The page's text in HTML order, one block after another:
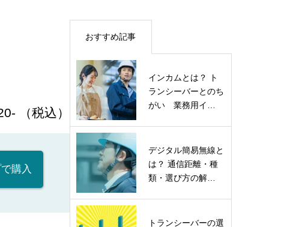
（税込）
購入
おすすめ記事
インカムとは？ ト
ランシーバーとのち
がい 業務用イ…
デジタル簡易無線と
は？ 通信距離・種
類・選び方の解…
トランシーバーの選